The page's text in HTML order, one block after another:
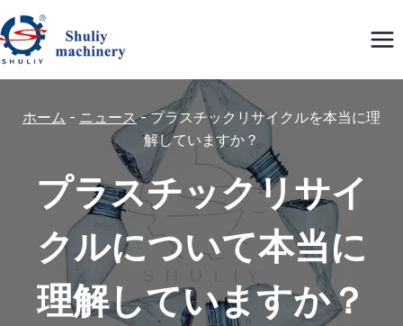
内
容
を
ホーム - ニュース-プラスチックリサイクルを本当に理
解していますか？
プラスチックリサイ
クルについて本当に
理解していますか？